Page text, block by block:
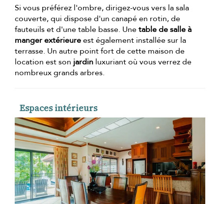
Si vous préférez l'ombre, dirigez-vous vers la sala
couverte, qui dispose d'un canapé en rotin, de
fauteuils et d'une table basse. Unetable de salle à
manger extérieureest également installée sur la
terrasse. Un autre point fort de cette maison de
location est son jardin luxuriant où vous verrez de
nombreux grands arbres.
Espaces intérieurs